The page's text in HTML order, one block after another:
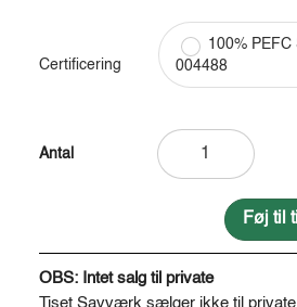
Certificering
100% PEFC
004488
Føj til
A
l
t
OBS: Intet salg til private
Tiset Savværk sælger ikke til